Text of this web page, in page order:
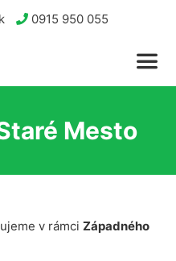
0915 950 055
Mesto
v rámci Západného